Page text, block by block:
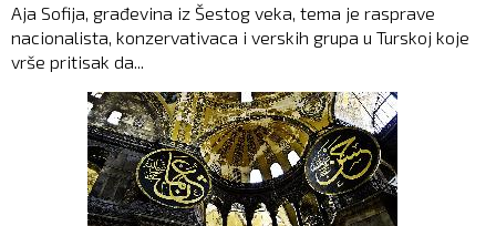
Aja Sofija, građevina iz Šestog veka, tema je rasprave
nacionalista, konzervativaca i verskih grupa u Turskoj koje
vrše pritisak da...